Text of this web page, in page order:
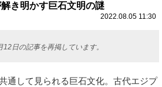
き明かす巨石文明の謎
2022.08.05 11:30
日の記事を再掲しています。
通して見られる巨石文化。古代エジプ